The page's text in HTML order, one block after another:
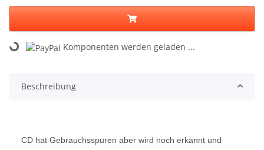
Loading... Komponenten werden geladen ...
Beschreibung
CD hat Gebrauchsspuren aber wird noch erkannt und